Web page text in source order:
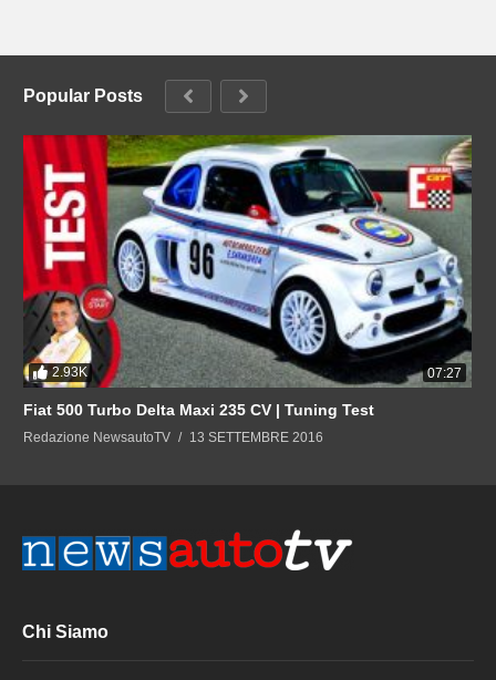
Popular Posts
2.93K 07:27
Fiat 500 Turbo Delta Maxi 235 CV | Tuning Test
Redazione NewsautoTV 13 SETTEMBRE 2016
Chi Siamo